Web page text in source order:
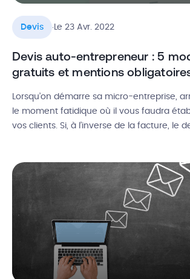
Devis .Le 23 Avr. 2022
Devis auto-entrepreneur : 5
gratuits et mentions
Lorsqu’on démarre sa micro-entreprise,
le moment fatidique où il vous faudra
vos clients. Si, à l’inverse de la facture, le
Comment faire un devis en tant que
? Que doit-il contenir au niveau […]